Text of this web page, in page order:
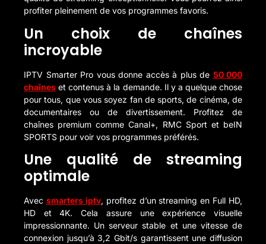
profiter pleinement de vos programmes favoris.
Un choix de chaînes
incroyable
IPTV Smarter Pro vous donne accès à plus de 50 000
chaînes et contenus à la demande. Il y a quelque chose
pour tous, que vous soyez fan de sports, de cinéma, de
documentaires ou de divertissement. Profitez de
chaînes premium comme Canal+, RMC Sport et beIN
SPORTS pour voir vos programmes préférés.
Une qualité de streaming
optimale
Avec smarters iptv, profitez d’un streaming en Full HD,
HD et 4K. Cela assure une expérience visuelle
impressionnante. Un serveur stable et une vitesse de
connexion jusqu’à 3,2 Gbit/s garantissent une diffusion